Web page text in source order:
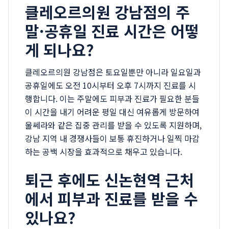
클레오르의원 강남점의 주
말·공휴일 진료 시간은 어떻
게 되나요?
클레오르의원 강남점은 토요일뿐만 아니라 일요일과
공휴일에도 오전 10시부터 오후 7시까지 진료를 시
행합니다. 이는 주말에도 피부과 진료가 필요한 분들
이 시간을 내기 어려운 평일 대신 여유롭게 방문하여
울쎄라와 같은 집중 관리를 받을 수 있도록 지원하며,
강남 지역 내 경쟁사들이 보통 휴진하거나 일찍 마감
하는 공백 시장을 효과적으로 채우고 있습니다.
퇴근 후에도 신논현역 근처
에서 피부과 진료를 받을 수
있나요?